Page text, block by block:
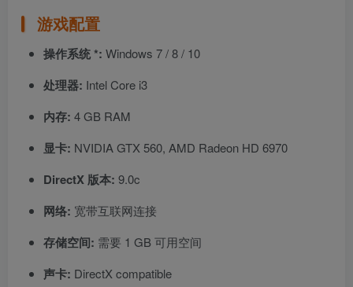
游戏配置
操作系统 *: Windows 7 / 8 / 10
处理器: Intel Core i3
内存: 4 GB RAM
显卡: NVIDIA GTX 560, AMD Radeon HD 6970
DirectX 版本: 9.0c
网络: 宽带互联网连接
存储空间: 需要 1 GB 可用空间
声卡: DirectX compatible